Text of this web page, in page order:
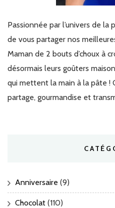
Passionnée par l’univers de la
de vous partager nos
Maman de 2 bouts d’choux à
désormais leurs goûters
qui mettent la main à la pâte !
partage, gourmandise et
Anniversaire (9)
Chocolat (110)